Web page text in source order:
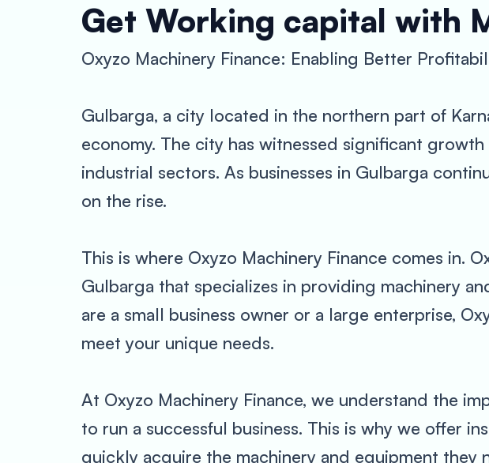
Get Working capital with
Oxyzo Machinery Finance: Enabling Better
Gulbarga, a city located in the northern part of
economy. The city has witnessed significant
industrial sectors. As businesses in Gulbarga
on the rise.
This is where Oxyzo Machinery Finance comes in.
Gulbarga that specializes in providing machinery
are a small business owner or a large enterprise,
meet your unique needs.
At Oxyzo Machinery Finance, we understand the
to run a successful business. This is why we offer
quickly acquire the machinery and equipment they